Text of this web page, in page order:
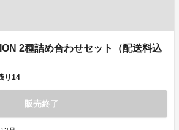
2種詰め合わせセット（配送料込
り14
販売終了